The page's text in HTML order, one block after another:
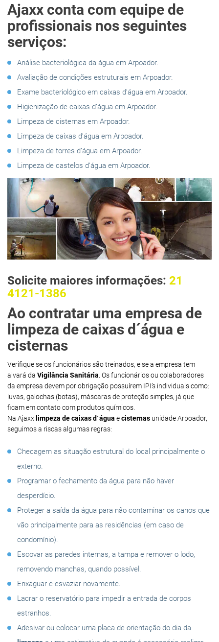
Ajaxx conta com equipe de
profissionais nos seguintes
serviços:
Análise bacteriológica da água em Arpoador.
Avaliação de condições estruturais em Arpoador.
Exame bacteriológico em caixas d’água em Arpoador.
Higienização de caixas d’água em Arpoador.
Limpeza de cisternas em Arpoador.
Limpeza de caixas d’água em Arpoador.
Limpeza de torres d’água em Arpoador.
Limpeza de castelos d’água em Arpoador.
Solicite maiores informações: 21
4121-1386
Ao contratar uma empresa de
limpeza de caixas d´água e
cisternas
Verifique se os funcionários são treinados, e se a empresa tem
alvará da Vigilância Sanitária . Os funcionários ou colaboradores
da empresa devem por obrigação possuírem IPI’s individuais como:
luvas, galochas (botas), máscaras de proteção simples, já que
ficam em contato com produtos químicos.
Na Ajaxx limpeza de caixas d´água ecisternas unidade Arpoador,
seguimos a riscas algumas regras:
Checagem as situação estrutural do local principalmente o
externo.
Programar o fechamento da água para não haver
desperdício.
Proteger a saída da água para não contaminar os canos que
vão principalmente para as residências (em caso de
condomínio).
Escovar as paredes internas, a tampa e remover o lodo,
removendo manchas, quando possível.
Enxaguar e esvaziar novamente.
Lacrar o reservatório para impedir a entrada de corpos
estranhos.
Adesivar ou colocar uma placa de orientação do dia da